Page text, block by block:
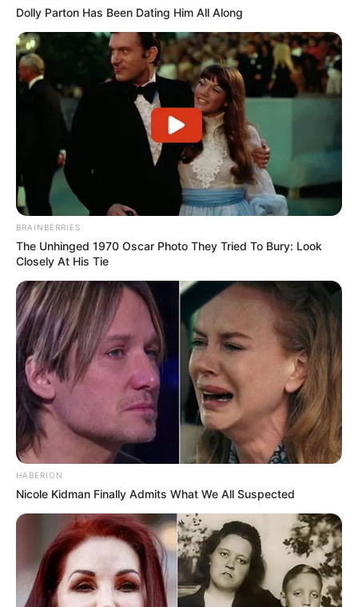
Dolly Parton Has Been Dating Him All Along
BRAINBERRIES
The Unhinged 1970 Oscar Photo They Tried To Bury: Look
Closely At His Tie
HABERION
Nicole Kidman Finally Admits What We All Suspected